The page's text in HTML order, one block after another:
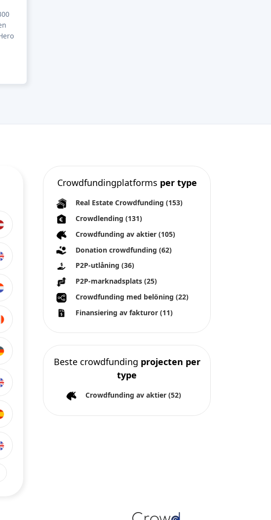
Crowdfunding av aktier(105)
Donation crowdfunding (62)
P2P-utlåning(36)
P2P-marknadsplats
Crowdfunding med belöning
Finansiering av fakturor(11)
Beste crowdfundingprojecten per
type